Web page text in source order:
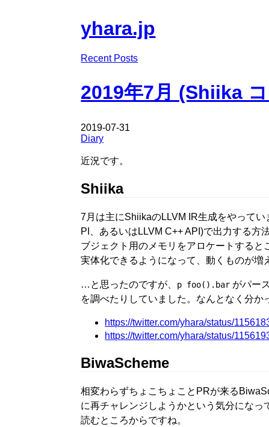
yhara.jp
Recent Posts
2019年7月 (Shiika
2019-07-31
Diary
近況です。
Shiika
7月は主にShiikaのLLVM IR生成をやって
PI、あるいはLLVM C++ API)で出力する方
ブジェクト用のメモリをアロケートする
実体化できるようになって、動くものが増
…と思ったのですが、 p foo().bar がパー
を調べたりしていました。なんとなく分か
https://twitter.com/yhara/status/
https://twitter.com/yhara/status/
BiwaScheme
相変わらずちょこちょことPRが来る
に再チャレンジしようかという気分にな
読むところからですね。